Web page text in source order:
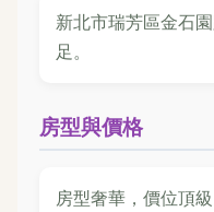
新北市瑞芳區金石
足。
房型與價格
房型奢華，價位頂